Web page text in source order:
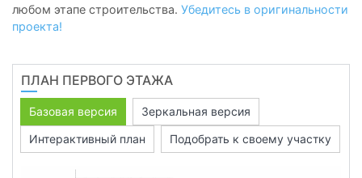
любом этапе строительства. Убедитесь в оригинальности
проекта!
ПЛАН ПЕРВОГО ЭТАЖА
Базовая версия
Зеркальная версия
Интерактивный план
Подобрать к своему участку